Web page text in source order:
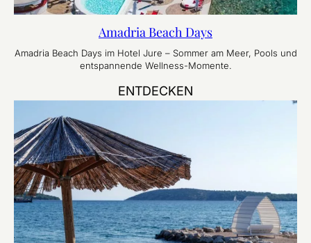
Amadria Beach Days
Amadria Beach Days im Hotel Jure – Sommer am Meer, Pools und
entspannende Wellness-Momente.
ENTDECKEN